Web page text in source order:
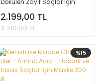
Dökülen Zayıf Saçlar İçin
Erkeklere Özel Şampuan 250
Ml.
2.199,00 TL
2.710,00 TL
%15